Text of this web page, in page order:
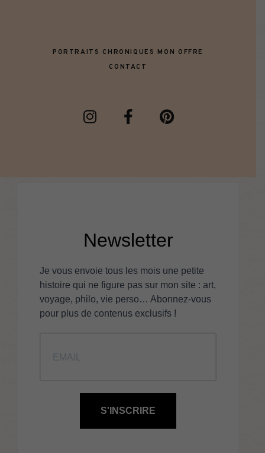
PORTRAITS CHRONIQUES MON OFFRE
CONTACT
Newsletter
Je vous envoie tous les mois une petite
histoire qui ne figure pas sur mon site : art,
voyage, philo, vie perso… Abonnez-vous
pour plus de contenus exclusifs !
S'INSCRIRE